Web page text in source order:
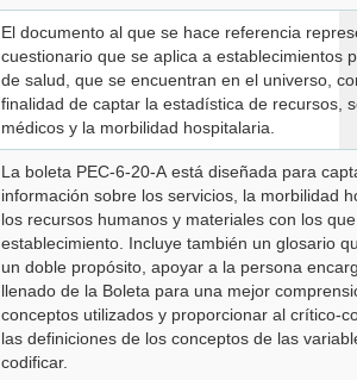
El documento al que se hace referencia
cuestionario que se aplica a establecimientos
de salud, que se encuentran en el universo,
finalidad de captar la estadística de recursos,
médicos y la morbilidad hospitalaria.
La boleta PEC-6-20-A está diseñada para
información sobre los servicios, la morbilidad
los recursos humanos y materiales con los
establecimiento. Incluye también un glosario
un doble propósito, apoyar a la persona
llenado de la Boleta para una mejor
conceptos utilizados y proporcionar al crítico-
las definiciones de los conceptos de las
codificar.